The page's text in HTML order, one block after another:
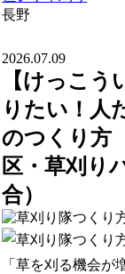
長野
2026.07.09
【けっこう
りたい！人
のつくり方
区・草刈り
合）
「草を刈る機会が